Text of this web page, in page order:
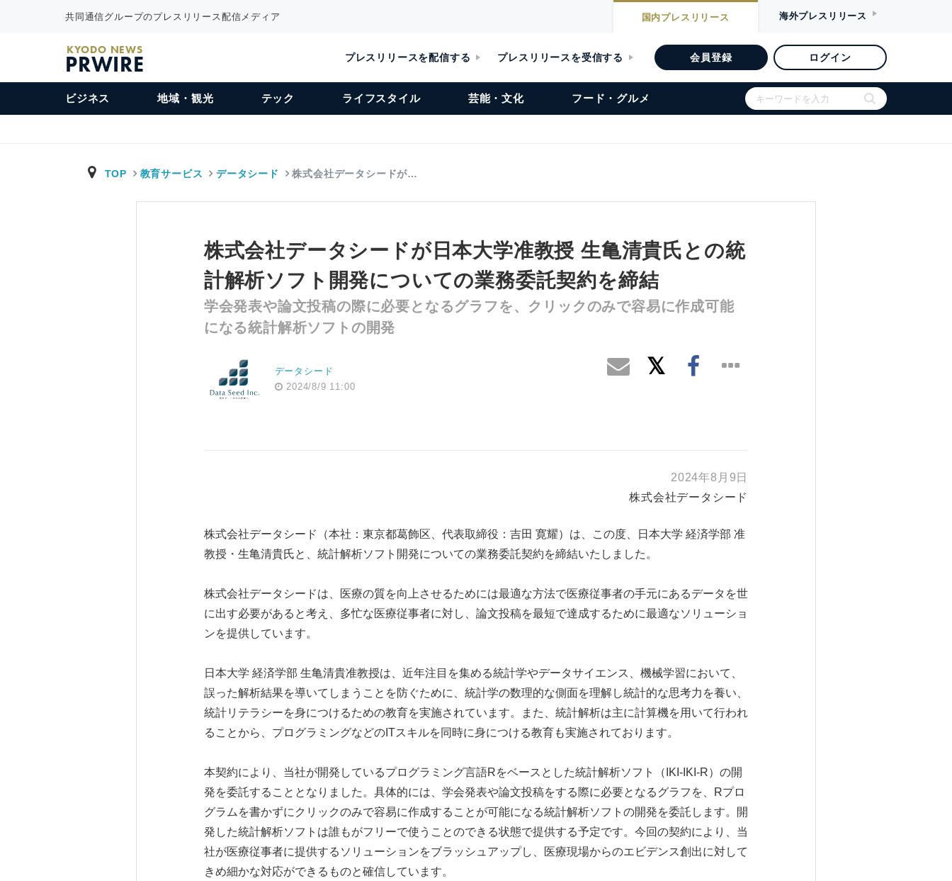
共同通信グループのプレスリリース配信メディア 国内プレスリリース 海外プレスリリース
KYODO NEWS
PRWIRE プレスリリースを配信する プレスリリースを受信する 会員登録 ログイン
ビジネス 地域・観光 テック ライフスタイル 芸能・文化 フード・グルメ
TOP 教育サービス データシード 株式会社データシードが…
株式会社データシードが日本大学准教授 生亀清貴氏との統
計解析ソフト開発についての業務委託契約を締結
学会発表や論文投稿の際に必要となるグラフを、クリックのみで容易に作成可能
になる統計解析ソフトの開発
データシード
2024/8/9 11:00
2024年8月9日
株式会社データシード
株式会社データシード（本社：東京都葛飾区、代表取締役：吉田 寛耀）は、この度、日本大学 経済学部 准
教授・生亀清貴氏と、統計解析ソフト開発についての業務委託契約を締結いたしました。
株式会社データシードは、医療の質を向上させるためには最適な方法で医療従事者の手元にあるデータを世
に出す必要があると考え、多忙な医療従事者に対し、論文投稿を最短で達成するために最適なソリューショ
ンを提供しています。
日本大学 経済学部 生亀清貴准教授は、近年注目を集める統計学やデータサイエンス、機械学習において、
誤った解析結果を導いてしまうことを防ぐために、統計学の数理的な側面を理解し統計的な思考力を養い、
統計リテラシーを身につけるための教育を実施されています。また、統計解析は主に計算機を用いて行われ
ることから、プログラミングなどのITスキルを同時に身につける教育も実施されております。
本契約により、当社が開発しているプログラミング言語Rをベースとした統計解析ソフト（IKI-IKI-R）の開
発を委託することとなりました。具体的には、学会発表や論文投稿をする際に必要となるグラフを、Rプロ
グラムを書かずにクリックのみで容易に作成することが可能になる統計解析ソフトの開発を委託します。開
発した統計解析ソフトは誰もがフリーで使うことのできる状態で提供する予定です。今回の契約により、当
社が医療従事者に提供するソリューションをブラッシュアップし、医療現場からのエビデンス創出に対して
きめ細かな対応ができるものと確信しています。